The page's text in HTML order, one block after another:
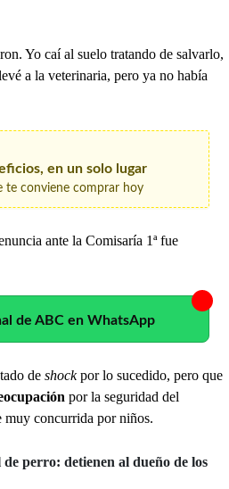
Yo caí al suelo tratando de salvarlo,
a la veterinaria, pero ya no había
en un solo lugar
te conviene comprar hoy
ante la Comisaría 1ª fue
de ABC en WhatsApp
de shockpor lo sucedido, pero que
por la seguridad del
muy concurrida por niños.
perro: detienen al dueño de los